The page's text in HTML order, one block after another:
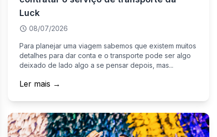
Luck
08/07/2026
Para planejar uma viagem sabemos que existem muitos
detalhes para dar conta e o transporte pode ser algo
deixado de lado algo a se pensar depois, mas...
Ler mais →